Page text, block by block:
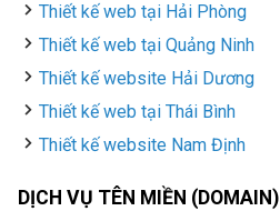
Thiết kế web tại Hải Phòng
Thiết kế web tại Quảng Ninh
Thiết kế website Hải Dương
Thiết kế web tại Thái Bình
Thiết kế website Nam Định
DỊCH VỤ TÊN MIỀN (DOMAIN)